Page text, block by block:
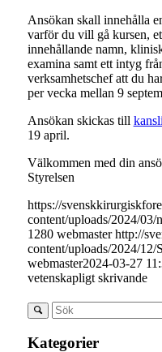
Ansökan skall innehålla
varför du vill gå kursen,
innehållande namn,
examina samt ett intyg
verksamhetschef att du
per vecka mellan 9
Ansökan skickas till
19 april.
Välkommen med din
Styrelsen
https://
content/uploads/2024/03/
1280 webmaster http://
content/uploads/2024/
webmaster2024-03-27
vetenskapligt skrivande
Kategorier